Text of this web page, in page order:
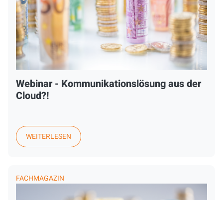
Webinar - Kommunikationslösung aus der
Cloud?!
WEITERLESEN
FACHMAGAZIN